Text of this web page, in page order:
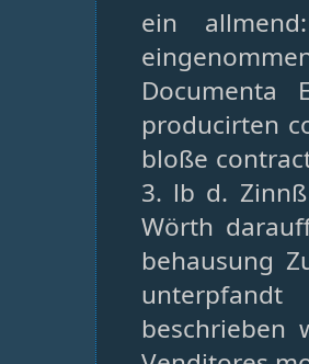
ein
Documenta
producirten
bloße
3. lb d.
Wörth
behausung
beschrieben